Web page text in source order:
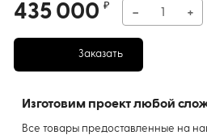
435 000 ₽ − +
Заказать
Изготовим проект любой
Все товары предоставленные на